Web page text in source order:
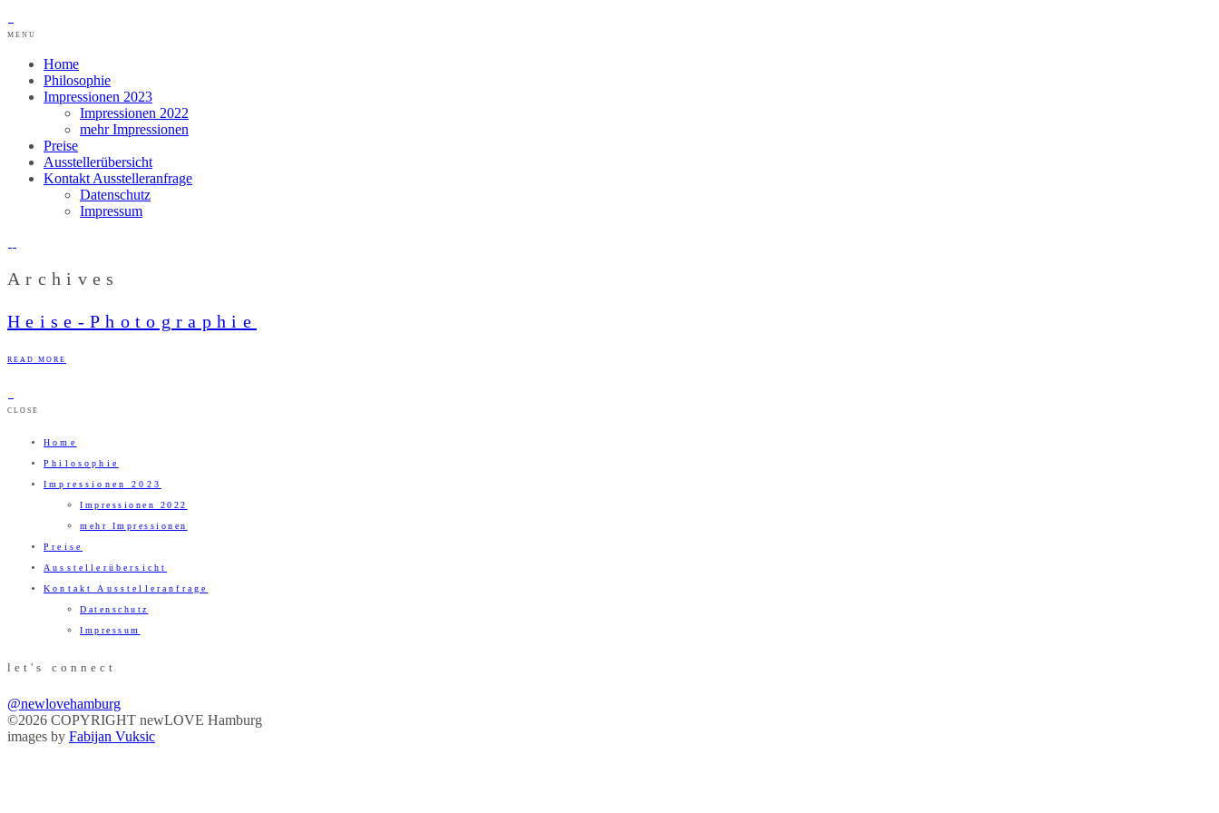
MENU
Home
Philosophie
Impressionen 2023
Impressionen 2022
mehr Impressionen
Preise
Ausstellerübersicht
Kontakt Ausstelleranfrage
Datenschutz
Impressum
Archives
Heise-Photographie
READ MORE
CLOSE
Home
Philosophie
Impressionen 2023
Impressionen 2022
mehr Impressionen
Preise
Ausstellerübersicht
Kontakt Ausstelleranfrage
Datenschutz
Impressum
let's connect
@newlovehamburg
©2026 COPYRIGHT newLOVE Hamburg
images by Fabijan Vuksic